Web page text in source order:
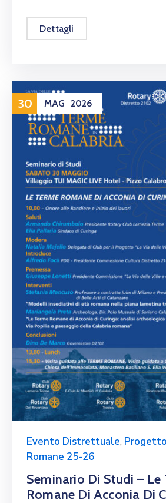
Dettagli
30 MAG 2026
Evento Distrettuale,
Romane 25-26
Seminario Di Studi – Le
Romane Di Acconia Di